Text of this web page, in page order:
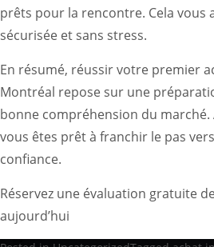
prêts pour la rencontre. Cela vous
sécurisée et sans stress.
En résumé, réussir votre premier
Montréal repose sur une
bonne compréhension du marché.
vous êtes prêt à franchir le pas
confiance.
Réservez une évaluation gratuite
aujourd’hui